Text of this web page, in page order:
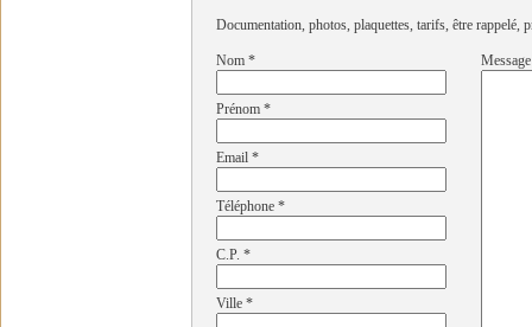
Documentation, photos, plaquettes, tarifs, être rappelé,
Nom *
Prénom *
Email *
Téléphone *
C.P. *
Ville *
Message